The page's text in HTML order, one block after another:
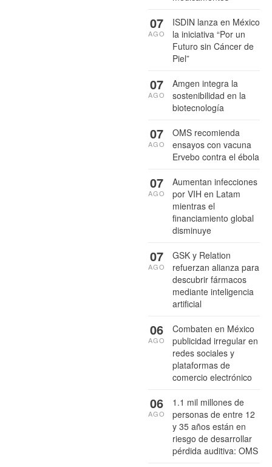
ISDIN lanza en México
la iniciativa “Por un
Futuro sin Cáncer de
Piel”
07
AGO
Amgen integra la
sostenibilidad en la
biotecnología
07
AGO
OMS recomienda
ensayos con vacuna
Ervebo contra el ébola
07
AGO
Aumentan infecciones
por VIH en Latam
mientras el
financiamiento global
disminuye
07
AGO
GSK y Relation
refuerzan alianza para
descubrir fármacos
mediante inteligencia
artificial
07
AGO
Combaten en México
publicidad irregular en
redes sociales y
plataformas de
comercio electrónico
06
AGO
1.1 mil millones de
personas de entre 12
y 35 años están en
riesgo de desarrollar
pérdida auditiva: OMS
06
AGO